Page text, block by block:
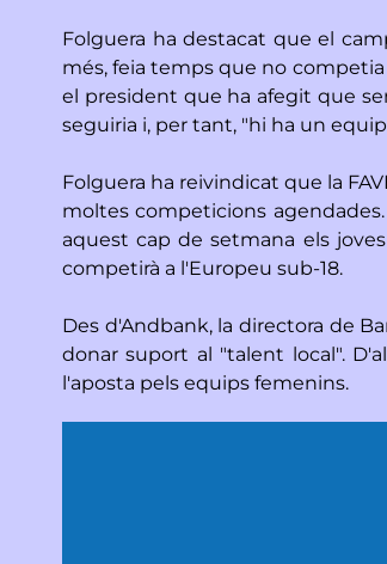
Folguera ha destacat que el
més, feia temps que no
el president que ha afegit que
seguiria i, per tant, "hi ha un
Folguera ha reivindicat que la
moltes competicions
aquest cap de setmana els
competirà a l'Europeu sub-18.
Des d'Andbank, la directora de
donar suport al "talent local".
l'aposta pels equips femenins.